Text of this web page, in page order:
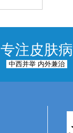
专注皮肤病
中西并举 内外兼治